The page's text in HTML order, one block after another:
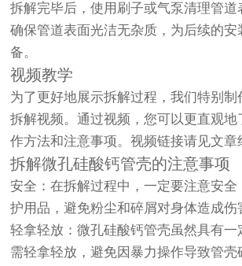
拆解完毕后，使用刷子或气泵清理管道
确保管道表面光洁无杂质，为后续的安
备。
视频教学
为了更好地展示拆解过程，我们特别制
拆解视频。通过视频，您可以更直观地
作方法和注意事项。视频链接请见文章
拆解微孔硅酸钙管壳的注意事项
安全：在拆解过程中，一定要注意安全
护用品，避免粉尘和碎屑对身体造成伤
轻拿轻放：微孔硅酸钙管壳虽然具有一
需轻拿轻放，避免因暴力操作导致管壳